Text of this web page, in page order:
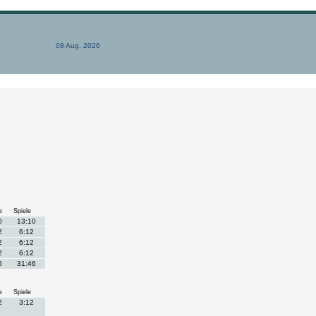
08 Aug. 2026
Spiele
13:10
6:12
6:12
6:12
31:46
Spiele
3:12